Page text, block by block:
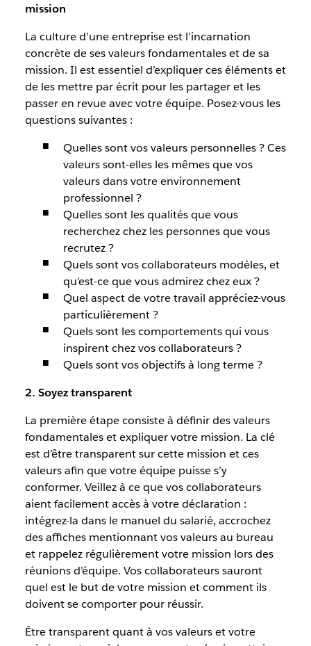
mission
La culture d’une entreprise est l’incarnation
concrète de ses valeurs fondamentales et de sa
mission. Il est essentiel d’expliquer ces éléments et
de les mettre par écrit pour les partager et les
passer en revue avec votre équipe. Posez-vous les
questions suivantes :
Quelles sont vos valeurs personnelles ? Ces
valeurs sont-elles les mêmes que vos
valeurs dans votre environnement
professionnel ?
Quelles sont les qualités que vous
recherchez chez les personnes que vous
recrutez ?
Quels sont vos collaborateurs modèles, et
qu’est-ce que vous admirez chez eux ?
Quel aspect de votre travail appréciez-vous
particulièrement ?
Quels sont les comportements qui vous
inspirent chez vos collaborateurs ?
Quels sont vos objectifs à long terme ?
2. Soyez transparent
La première étape consiste à définir des valeurs
fondamentales et expliquer votre mission. La clé
est d’être transparent sur cette mission et ces
valeurs afin que votre équipe puisse s’y
conformer. Veillez à ce que vos collaborateurs
aient facilement accès à votre déclaration :
intégrez-la dans le manuel du salarié, accrochez
des affiches mentionnant vos valeurs au bureau
et rappelez régulièrement votre mission lors des
réunions d’équipe. Vos collaborateurs sauront
quel est le but de votre mission et comment ils
doivent se comporter pour réussir.
Être transparent quant à vos valeurs et votre